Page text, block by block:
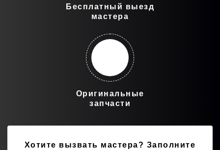
Бесплатный выезд
мастера
Оригинальные
запчасти
Хотите вызвать мастера? Заполните